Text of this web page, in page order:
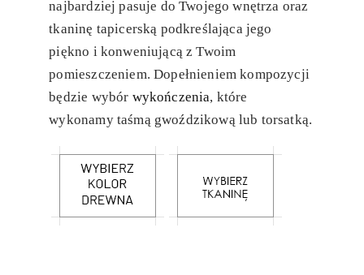
najbardziej pasuje do Twojego wnętrza oraz
tkaninę tapicerską podkreślająca jego
piękno i konweniującą z Twoim
pomieszczeniem. Dopełnieniem kompozycji
będzie wybór wykończenia, które
wykonamy taśmą gwoździkową lub torsatką.